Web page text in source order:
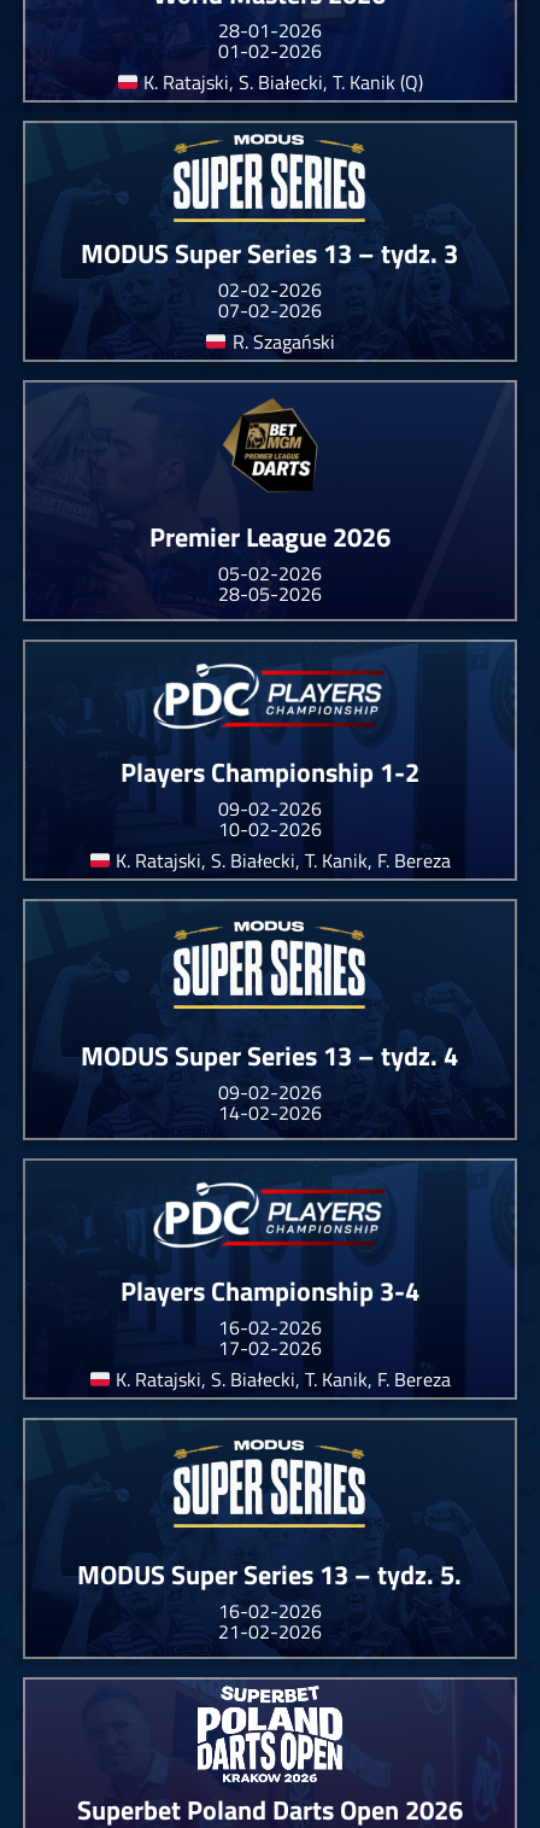
28-01-2026
01-02-2026
K. Ratajski, S. Białecki, T. Kanik (Q)
MODUS Super Series 13 – tydz. 3
02-02-2026
07-02-2026
R. Szagański
Premier League 2026
05-02-2026
28-05-2026
Players Championship 1-2
09-02-2026
10-02-2026
K. Ratajski, S. Białecki, T. Kanik, F. Bereza
MODUS Super Series 13 – tydz. 4
09-02-2026
14-02-2026
Players Championship 3-4
16-02-2026
17-02-2026
K. Ratajski, S. Białecki, T. Kanik, F. Bereza
MODUS Super Series 13 – tydz. 5.
16-02-2026
21-02-2026
Superbet Poland Darts Open 2026